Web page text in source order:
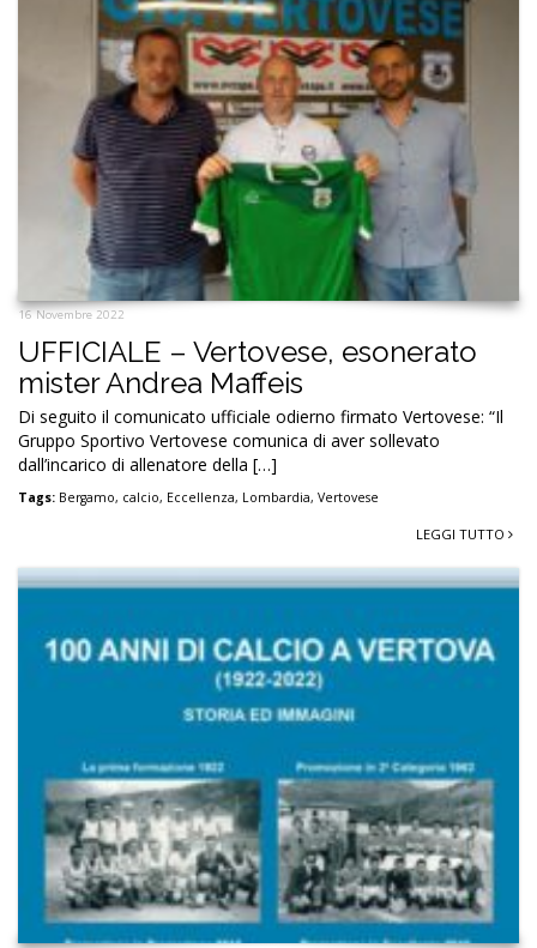
16 Novembre 2022
UFFICIALE – Vertovese, esonerato
mister Andrea Maffeis
Di seguito il comunicato ufficiale odierno firmato Vertovese: “Il
Gruppo Sportivo Vertovese comunica di aver sollevato
dall’incarico di allenatore della […]
Tags: Bergamo, calcio, Eccellenza, Lombardia, Vertovese
LEGGI TUTTO